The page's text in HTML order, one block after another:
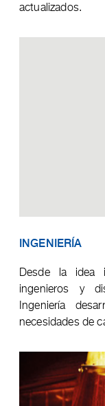
actualizados.
INGENIERÍA
Desde la idea
ingenieros y
Ingeniería
necesidades de